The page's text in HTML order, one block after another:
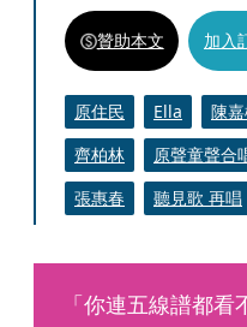
贊助本文 加入
原住民 Ella 陳
齊柏林
原聲童聲合
張惠春
聽見歌 再唱
「你連五線譜都